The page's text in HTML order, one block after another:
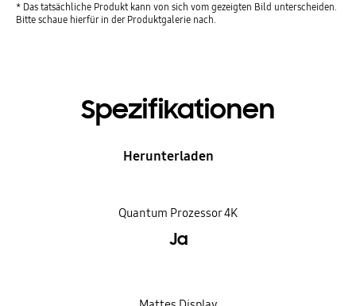
* Das tatsächliche Produkt kann von sich vom gezeigten Bild unterscheiden.
Bitte schaue hierfür in der Produktgalerie nach.
Spezifikationen
Herunterladen
Quantum Prozessor 4K
Ja